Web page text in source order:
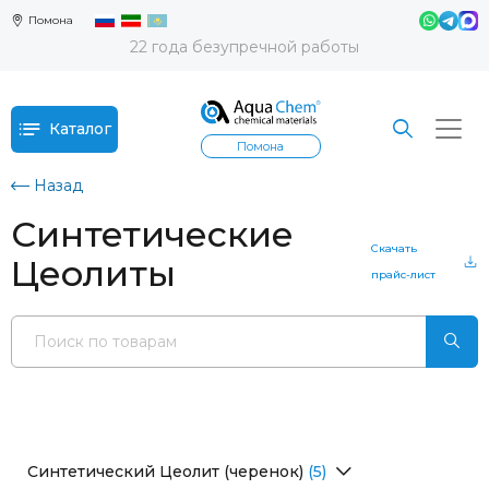
Помона
22 года безупречной работы
Каталог
Помона
Назад
Синтетические
Цеолиты
Скачать
прайс-лист
Синтетический Цеолит (черенок) (5)